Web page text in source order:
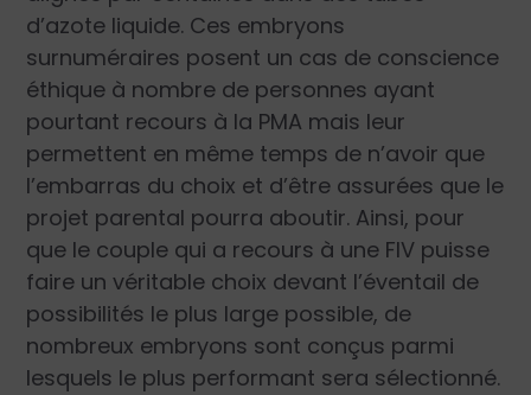
d’azote liquide. Ces embryons
surnuméraires posent un cas de conscience
éthique à nombre de personnes ayant
pourtant recours à la PMA mais leur
permettent en même temps de n’avoir que
l’embarras du choix et d’être assurées que le
projet parental pourra aboutir. Ainsi, pour
que le couple qui a recours à une FIV puisse
faire un véritable choix devant l’éventail de
possibilités le plus large possible, de
nombreux embryons sont conçus parmi
lesquels le plus performant sera sélectionné.